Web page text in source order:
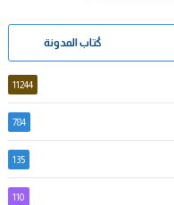
كُتاب المدونة
11244
784
135
110